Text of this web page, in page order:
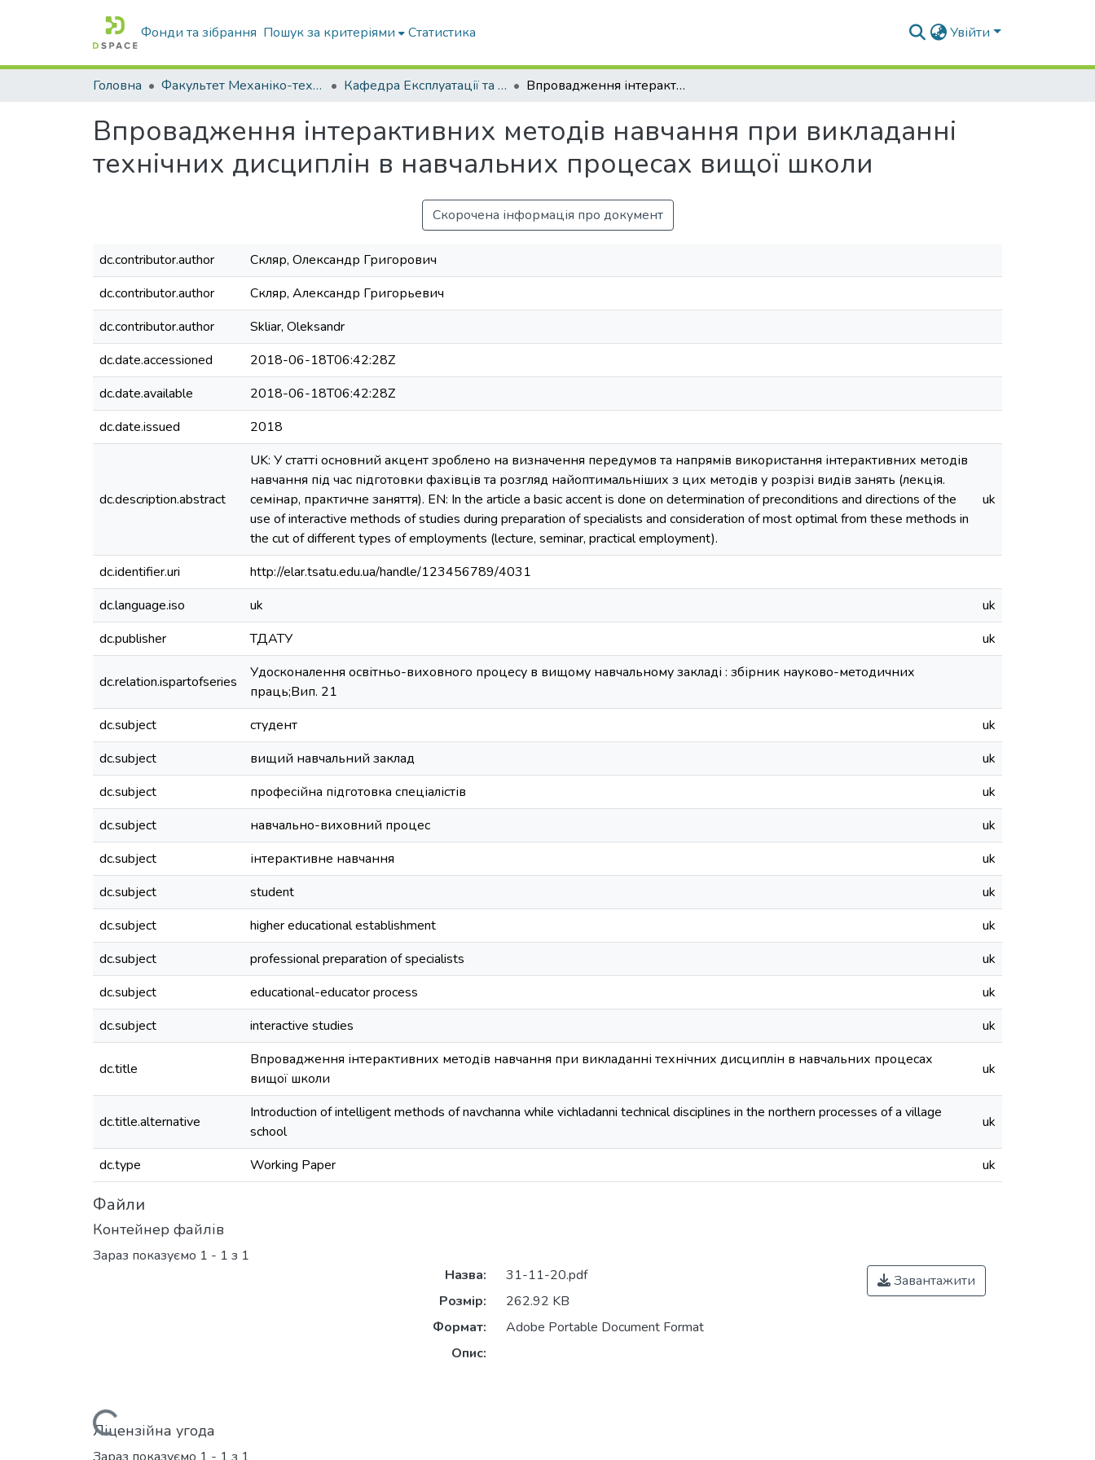
Фонди та зібрання Пошук за критеріями Статистика Увійти
Головна Факультет Механіко-технологічний Кафедра Експлуатації та технічного сервісу машин Впровадження інтерактивних методів навчання при викладанні технічних дисциплін в навчальних процесах вищої школи
Впровадження інтерактивних методів навчання при викладанні
технічних дисциплін в навчальних процесах вищої школи
Скорочена інформація про документ
dc.contributor.author
Скляр, Олександр Григорович
dc.contributor.author
Скляр, Александр Григорьевич
dc.contributor.author
Skliar, Oleksandr
dc.date.accessioned
2018-06-18T06:42:28Z
dc.date.available
2018-06-18T06:42:28Z
dc.date.issued
2018
dc.description.abstract
UK: У статті основний акцент зроблено на визначення передумов та напрямів використання інтерактивних методів
навчання під час підготовки фахівців та розгляд найоптимальніших з цих методів у розрізі видів занять (лекція.
семінар, практичне заняття). EN: In the article a basic accent is done on determination of preconditions and directions of the
use of interactive methods of studies during preparation of specialists and consideration of most optimal from these methods in
the cut of different types of employments (lecture, seminar, practical employment).
uk
dc.identifier.uri
http://elar.tsatu.edu.ua/handle/123456789/4031
dc.language.iso
uk
uk
dc.publisher
ТДАТУ uk
dc.relation.ispartofseries
Удосконалення освітньо-виховного процесу в вищому навчальному закладі : збірник науково-методичних
праць;Вип. 21
dc.subject
студент
uk
dc.subject
вищий навчальний заклад
uk
dc.subject
професійна підготовка спеціалістів
uk
dc.subject
навчально-виховний процес
uk
dc.subject
інтерактивне навчання
uk
dc.subject
student
uk
dc.subject
higher educational establishment
uk
dc.subject
professional preparation of specialists
uk
dc.subject
educational-educator process
uk
dc.subject
interactive studies uk
dc.title
Впровадження інтерактивних методів навчання при викладанні технічних дисциплін в навчальних процесах
вищої школи
uk
dc.title.alternative
Introduction of intelligent methods of navchanna while vichladanni technical disciplines in the northern processes of a village
school
uk
dc.type Working Paper uk
Файли
Контейнер файлів
Зараз показуємо 1 - 1 з 1
Вантажиться...
Назва:
31-11-20.pdf
Розмір:
262.92 KB
Формат:
Adobe Portable Document Format
Опис:
Завантажити
Ліцензійна угода